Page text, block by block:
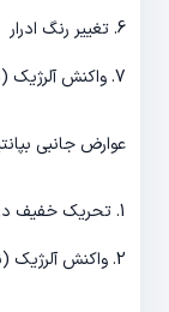
6. تغییر رنگ ادرار
7. واکنش آلرژیک (نادر)
عوارض جانبی
1. تحریک خفیف در محل تزریق
2. واکنش آلرژیک (نادر)